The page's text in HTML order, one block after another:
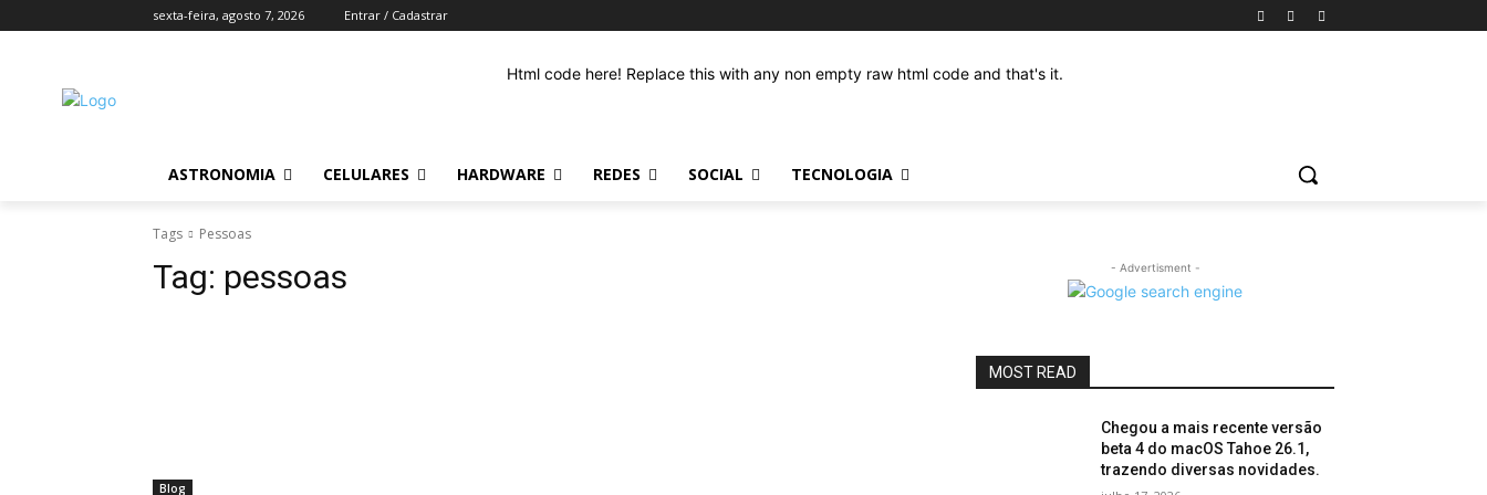
sexta-feira, agosto 7, 2026 Entrar / Cadastrar
Html code here! Replace this with any non empty raw html code and that's it.
ASTRONOMIA CELULARES HARDWARE REDES SOCIAL TECNOLOGIA
Tags Pessoas
Tag: pessoas
Blog
- Advertisment -
MOST READ
Chegou a mais recente versão
beta 4 do macOS Tahoe 26.1,
trazendo diversas novidades.